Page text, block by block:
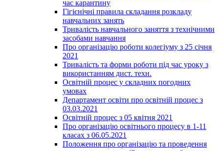
час карантину
Гігієнічні правила складання розкладу
навчальних занять
Тривалість навчального заняття з технічними
засобами навчання
Про організацію роботи колегіуму з 25 січня
2021
Тривалість та форми роботи під час уроку з
використанням дист. техн.
Освітній процес у складних погодних
умовах
Департамент освіти про освітній процес з
03.03.2021
Освітній процес з 05 квітня 2021
Про організацію освітнього процесу в 1-11
класах з 06.05.2021
Положення про організацію та проведення